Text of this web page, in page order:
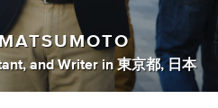
, andWriter in 東京都, 日本